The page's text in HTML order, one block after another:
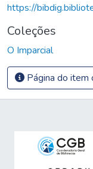
https://
Coleções
O Imparcial
Página do item